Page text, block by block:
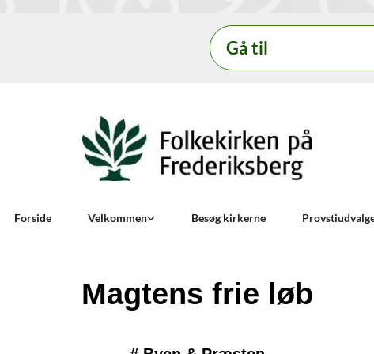
Gå til
Forside Velkommen Besøg kirkerne
Magtens frie løb